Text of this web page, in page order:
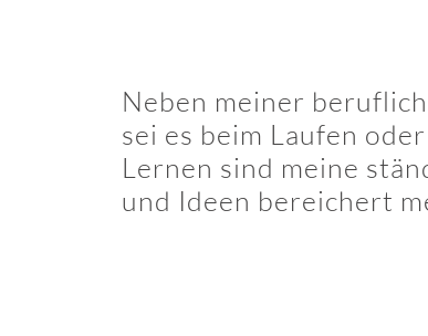
Neben meiner
sei es beim Laufen
Lernen sind meine
und Ideen bereichert